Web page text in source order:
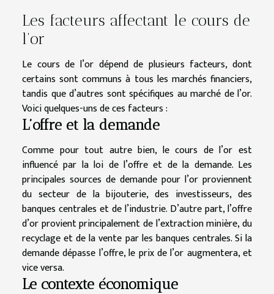
Les facteurs affectant le cours de
l’or
Le cours de l’or dépend de plusieurs facteurs, dont
certains sont communs à tous les marchés financiers,
tandis que d’autres sont spécifiques au marché de l’or.
Voici quelques-uns de ces facteurs :
L’offre et la demande
Comme pour tout autre bien, le cours de l’or est
influencé par la loi de l’offre et de la demande. Les
principales sources de demande pour l’or proviennent
du secteur de la bijouterie, des investisseurs, des
banques centrales et de l’industrie. D’autre part, l’offre
d’or provient principalement de l’extraction minière, du
recyclage et de la vente par les banques centrales. Si la
demande dépasse l’offre, le prix de l’or augmentera, et
vice versa.
Le contexte économique